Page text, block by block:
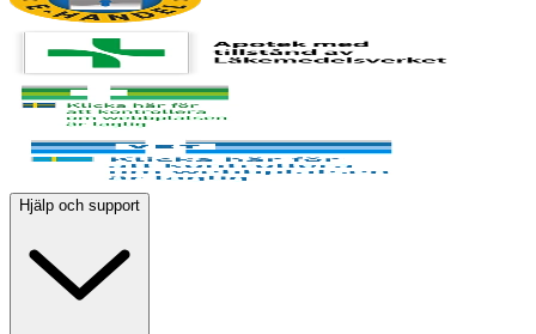
Hjälp och support